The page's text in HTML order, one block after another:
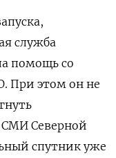
служба
помощь со
При этом он не
Северной
спутник уже